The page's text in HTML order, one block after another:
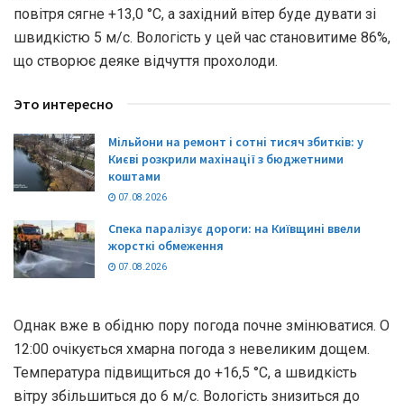
повітря сягне +13,0 °С, а західний вітер буде дувати зі
швидкістю 5 м/с. Вологість у цей час становитиме 86%,
що створює деяке відчуття прохолоди.
Это интересно
Мільйони на ремонт і сотні тисяч збитків: у
Києві розкрили махінації з бюджетними
коштами
07.08.2026
Спека паралізує дороги: на Київщині ввели
жорсткі обмеження
07.08.2026
Однак вже в обідню пору погода почне змінюватися. О
12:00 очікується хмарна погода з невеликим дощем.
Температура підвищиться до +16,5 °С, а швидкість
вітру збільшиться до 6 м/с. Вологість знизиться до